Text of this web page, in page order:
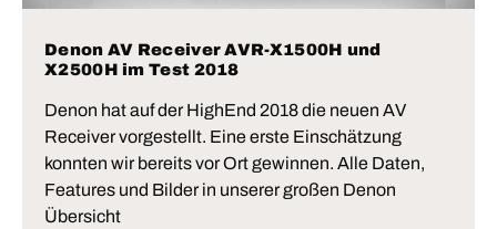
Denon AV Receiver AVR-X1500H und
X2500H im Test 2018
Denon hat auf der HighEnd 2018 die neuen AV
Receiver vorgestellt. Eine erste Einschätzung
konnten wir bereits vor Ort gewinnen. Alle Daten,
Features und Bilder in unserer großen Denon
Übersicht